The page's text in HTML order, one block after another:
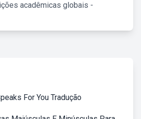
acadêmicas globais -
For You Tradução